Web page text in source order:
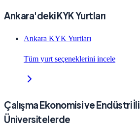
Ankara'deki KYK Yurtları
Ankara KYK Yurtları
Tüm yurt seçeneklerini incele
Çalışma Ekonomisi ve Endüstri
Üniversitelerde